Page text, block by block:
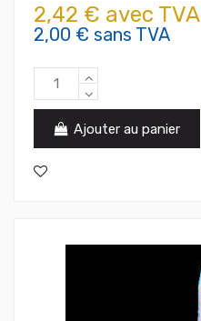
2,42 € avec TVA
2,00 € sans TVA
Ajouter au panier